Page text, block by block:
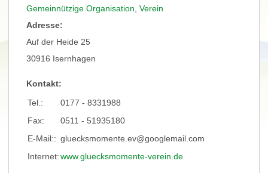
Gemeinnützige Organisation ,Verein
Adresse:
Auf der Heide 25
30916 Isernhagen
Kontakt:
Tel.:
0177 - 8331988
Fax:
0511 - 51935180
E-Mail:: gluecksmomente.ev@googlemail.com
Internet:www.gluecksmomente-verein.de